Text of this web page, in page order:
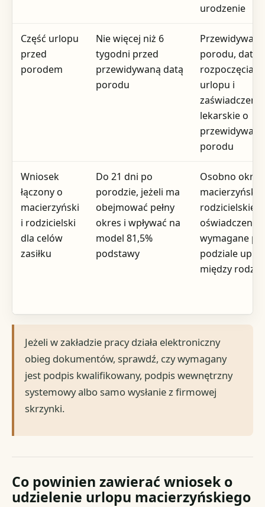
urodzenie
Część urlopu
przed
porodem
Nie więcej niż 6
tygodni przed
przewidywaną datą
porodu
porodu, datę
rozpoczęcia
urlopu i
zaświadczenie
lekarskie o
porodu
Wniosek
łączony o
macierzyński
i rodzicielski
dla celów
zasiłku
Do 21 dni po
porodzie, jeżeli ma
obejmować pełny
okres i wpływać na
model 81,5%
podstawy
Osobno
oświadczenia
wymagane
podziale
między
Jeżeli w zakładzie pracy działa elektroniczny
obieg dokumentów, sprawdź, czy wymagany
jest podpis kwalifikowany, podpis wewnętrzny
systemowy albo samo wysłanie z firmowej
skrzynki.
Co powinien zawierać wniosek o
udzielenie urlopu macierzyńskiego